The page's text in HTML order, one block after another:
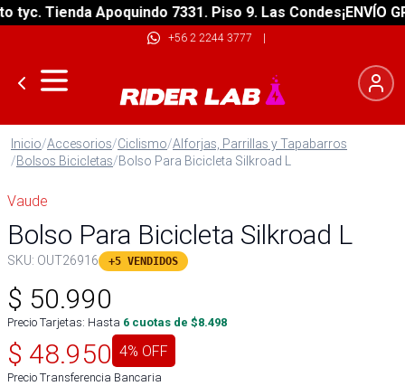
Tienda Apoquindo 7331. Piso 9. Las Condes¡ENVÍO
+56 2 2244 3777 |
Inicio/Accesorios/Ciclismo/Alforjas, Parrillas y Tapabarros
/Bolsos Bicicletas/Bolso Para Bicicleta Silkroad L
Vaude
Bolso Para Bicicleta Silkroad L
SKU: OUT26916 +5 VENDIDOS
$ 50.990
Precio Tarjetas: Hasta 6 cuotas de $8.498
$ 48.950 4% OFF
Precio Transferencia Bancaria